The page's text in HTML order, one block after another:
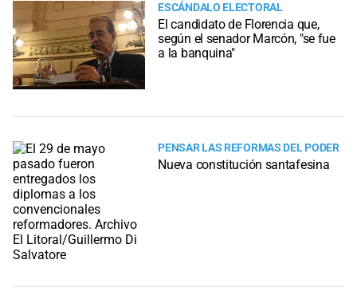
ESCÁNDALO ELECTORAL
El candidato de Florencia que,
según el senador Marcón, "se fue
a la banquina"
PENSAR LAS REFORMAS DEL PODER
Nueva constitución santafesina